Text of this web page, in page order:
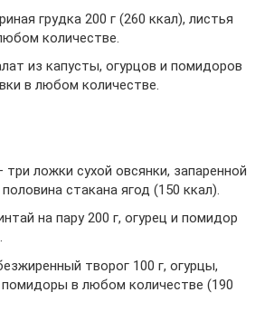
грудка 200 г (260 ккал), листья
количестве.
из капусты, огурцов и помидоров
в любом количестве.
ложки сухой овсянки, запаренной
стакана ягод (150 ккал).
на пару 200 г, огурец и помидор
творог 100 г, огурцы,
помидоры в любом количестве (190